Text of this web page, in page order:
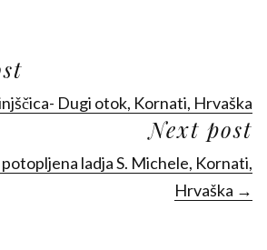
Dugi otok, Kornati, Hrvaška
Next post
ladja S. Michele, Kornati,
Hrvaška →